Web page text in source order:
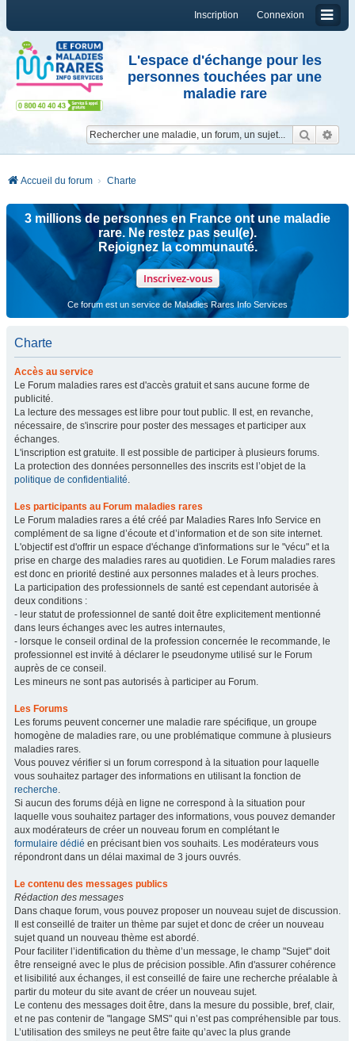
Connexion
Inscription
L'espace d'échange pour les
personnes touchées par une
maladie rare
Accueil du forum Charte
3 millions de personnes en France ont une maladie
rare. Ne restez pas seul(e).
Rejoignez la communauté.
Inscrivez-vous
Ce forum est un service de Maladies Rares Info Services
Charte
Accès au service
Le Forum maladies rares est d'accès gratuit et sans aucune forme de
publicité.
La lecture des messages est libre pour tout public. Il est, en revanche,
nécessaire, de s'inscrire pour poster des messages et participer aux
échanges.
L'inscription est gratuite. Il est possible de participer à plusieurs forums.
La protection des données personnelles des inscrits est l’objet de la
politique de confidentialité.
Les participants au Forum maladies rares
Le Forum maladies rares a été créé par Maladies Rares Info Service en
complément de sa ligne d’écoute et d’information et de son site internet.
L'objectif est d'offrir un espace d'échange d'informations sur le "vécu" et la
prise en charge des maladies rares au quotidien. Le Forum maladies rares
est donc en priorité destiné aux personnes malades et à leurs proches.
La participation des professionnels de santé est cependant autorisée à
deux conditions :
- leur statut de professionnel de santé doit être explicitement mentionné
dans leurs échanges avec les autres internautes,
- lorsque le conseil ordinal de la profession concernée le recommande, le
professionnel est invité à déclarer le pseudonyme utilisé sur le Forum
auprès de ce conseil.
Les mineurs ne sont pas autorisés à participer au Forum.
Les Forums
Les forums peuvent concerner une maladie rare spécifique, un groupe
homogène de maladies rare, ou une problématique commune à plusieurs
maladies rares.
Vous pouvez vérifier si un forum correspond à la situation pour laquelle
vous souhaitez partager des informations en utilisant la fonction de
recherche.
Si aucun des forums déjà en ligne ne correspond à la situation pour
laquelle vous souhaitez partager des informations, vous pouvez demander
aux modérateurs de créer un nouveau forum en complétant le
formulaire dédié en précisant bien vos souhaits. Les modérateurs vous
répondront dans un délai maximal de 3 jours ouvrés.
Le contenu des messages publics
Rédaction des messages
Dans chaque forum, vous pouvez proposer un nouveau sujet de discussion.
Il est conseillé de traiter un thème par sujet et donc de créer un nouveau
sujet quand un nouveau thème est abordé.
Pour faciliter l’identification du thème d’un message, le champ "Sujet" doit
être renseigné avec le plus de précision possible. Afin d'assurer cohérence
et lisibilité aux échanges, il est conseillé de faire une recherche préalable à
partir du moteur du site avant de créer un nouveau sujet.
Le contenu des messages doit être, dans la mesure du possible, bref, clair,
et ne pas contenir de "langage SMS" qui n’est pas compréhensible par tous.
L’utilisation des smileys ne peut être faite qu’avec la plus grande